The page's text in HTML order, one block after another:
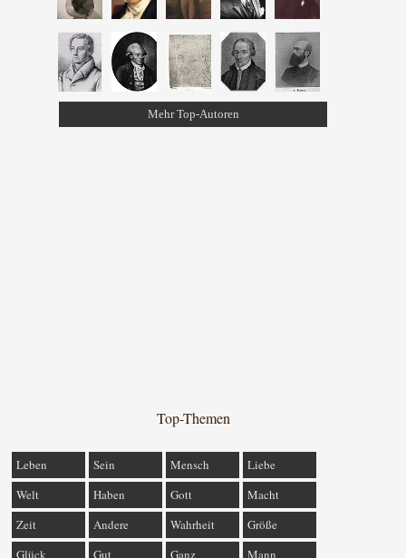
Mehr Top-Autoren
Top-Themen
Leben Sein Mensch
Liebe
Welt
Haben Gott
Macht
Zeit
Andere Wahrheit
Größe
Glück
Gut Ganz Mann